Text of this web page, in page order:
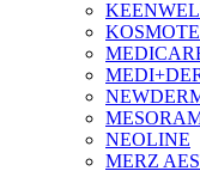
NEOLINE
MERZ